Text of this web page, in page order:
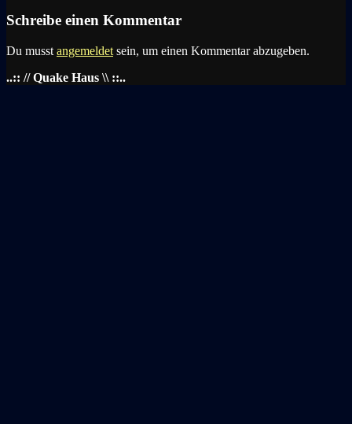
Schreibe einen Kommentar
Du musst angemeldet sein, um einen Kommentar abzugeben.
..:: // Quake Haus \\ ::..